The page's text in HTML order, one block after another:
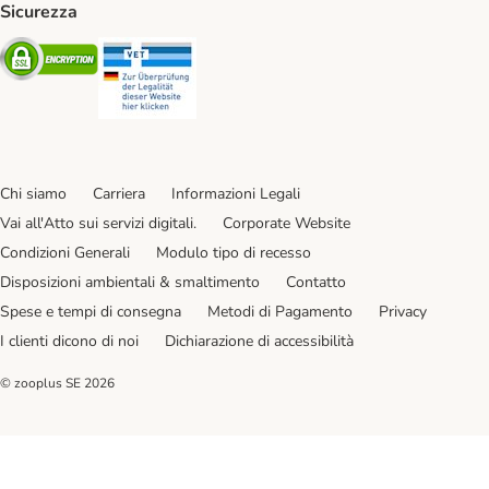
Sicurezza
Security
Chi siamo Carriera
Informazioni Legali
Vai all'Atto sui servizi digitali.
Corporate Website
Condizioni Generali
Modulo tipo di recesso
Disposizioni ambientali & smaltimento
Contatto
Spese e tempi di consegna
Metodi di Pagamento
Privacy
I clienti dicono di noi
Dichiarazione di accessibilità
© zooplus SE 2026